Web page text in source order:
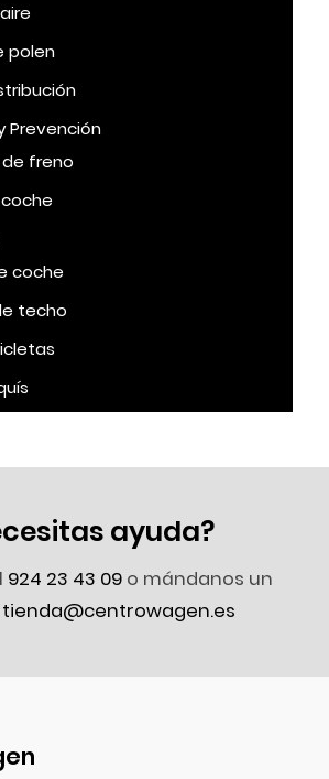
polen
Prevención
freno
coche
techo
ayuda?
924 23 43 09o mándanos un
tienda@centrowagen.es